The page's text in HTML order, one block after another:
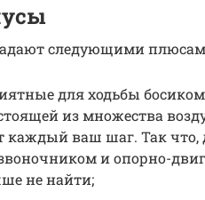
следующими
для ходьбы босиком.
из множества
каждый ваш шаг. Так что,
и опорно-
не найти;